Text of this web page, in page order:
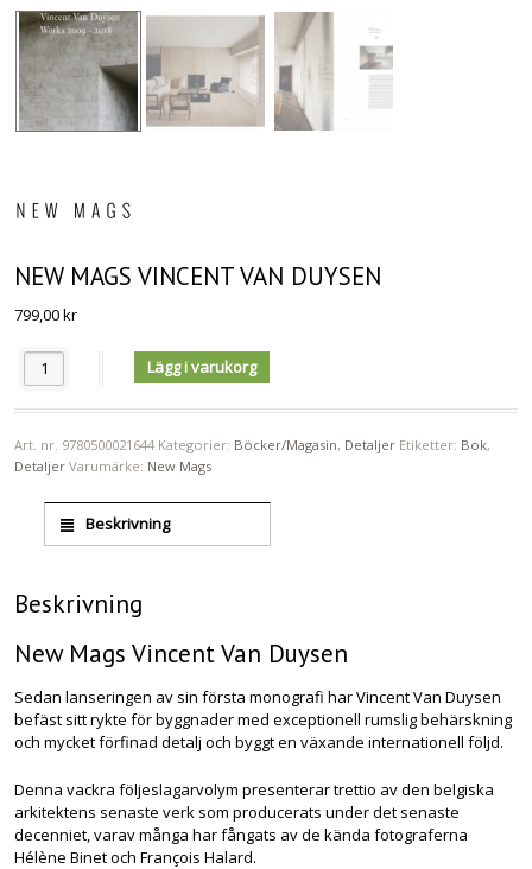
NEW MAGS VINCENT VAN DUYSEN
799,00kr
Antal Lägg i varukorg
Art. nr. 9780500021644 Kategorier: Böcker/Magasin, Detaljer Etiketter: Bok,
Detaljer Varumärke: New Mags
Beskrivning
Beskrivning
New Mags Vincent Van Duysen
Sedan lanseringen av sin första monografi har Vincent Van Duysen
befäst sitt rykte för byggnader med exceptionell rumslig behärskning
och mycket förfinad detalj och byggt en växande internationell följd.
Denna vackra följeslagarvolym presenterar trettio av den belgiska
arkitektens senaste verk som producerats under det senaste
decenniet, varav många har fångats av de kända fotograferna
Hélène Binet och François Halard.